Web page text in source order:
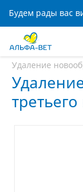
Главная
Удаление
третьего